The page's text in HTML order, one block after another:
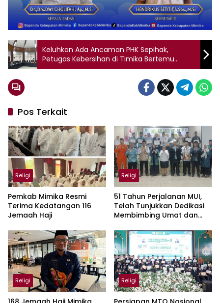
Keluhkan Ada Ancaman PHK Sepihak,
Petugas Kebersihan di Timika Bertemu
Komisi IV DPRK
Pos Terkait
Religi
Pemkab Mimika Resmi
Terima Kedatangan 116
Jemaah Haji
Religi
51 Tahun Perjalanan MUI,
Telah Tunjukkan Dedikasi
Membimbing Umat dan
Religi Religi